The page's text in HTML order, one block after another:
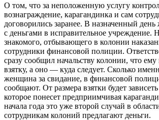
О том, что за неположенную услугу
вознаграждение, карагандинка и сам
договорились заранее. В назначенный
с деньгами в исправительное учреждение.
знакомого, отбывающего в колонии
сотрудники финансовой полиции.
сразу сообщил начальству колонии, что
взятку, а оно — куда следует. Сколько
женщина за свидание, в финансовой
сообщают. От размера взятки будет
которое понесет предприимчивая
начала года это уже второй случай в
сотрудникам колоний предлагают деньги.